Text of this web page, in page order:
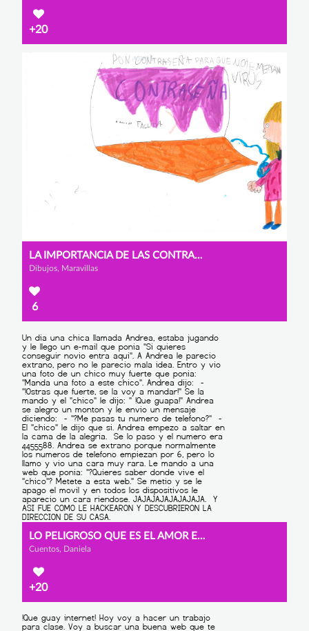
+20
LA IMPORTANCIA DE LAS CONTRASEÑAS
Dibujos, Maravillas
6
LO PELIGROSO QUE ES EL AMOR EN INTERNET
Cuentos, Daniela
+20